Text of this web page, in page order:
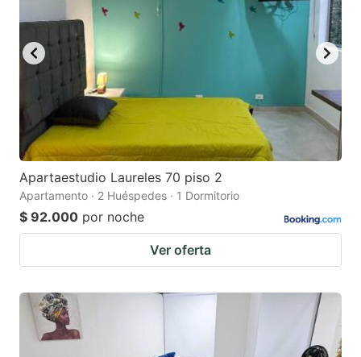
Apartaestudio Laureles 70 piso 2
Apartamento · 2 Huéspedes · 1 Dormitorio
$ 92.000 por noche
Ver oferta